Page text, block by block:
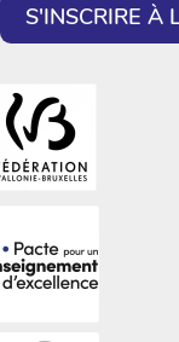
S'INSCRIRE À